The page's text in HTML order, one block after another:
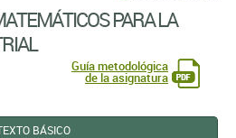
PARA LA
Guía metodológica
de la asignatura
BÁSICO